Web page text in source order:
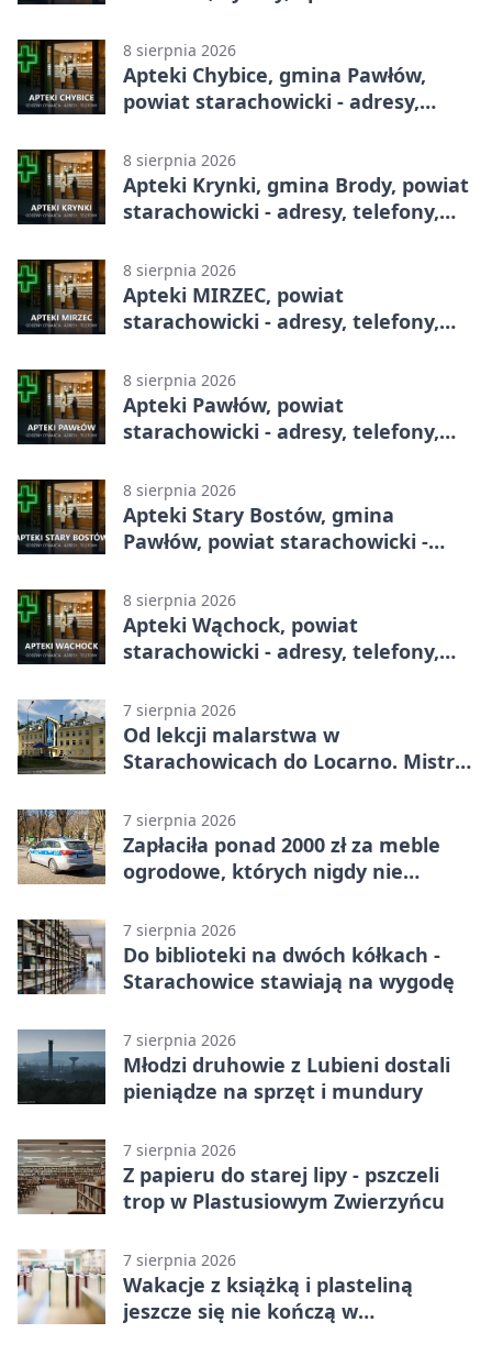
8 sierpnia 2026
Apteki Chybice, gmina Pawłów,
powiat starachowicki - adresy,
8 sierpnia 2026
Apteki Krynki, gmina Brody, powiat
starachowicki - adresy, telefony,
8 sierpnia 2026
Apteki MIRZEC, powiat
starachowicki - adresy, telefony,
8 sierpnia 2026
Apteki Pawłów, powiat
starachowicki - adresy, telefony,
8 sierpnia 2026
Apteki Stary Bostów, gmina
Pawłów, powiat starachowicki -
8 sierpnia 2026
Apteki Wąchock, powiat
starachowicki - adresy, telefony,
7 sierpnia 2026
Od lekcji malarstwa w
Starachowicach do Locarno. Mistrz
7 sierpnia 2026
Zapłaciła ponad 2000 zł za meble
ogrodowe, których nigdy nie
7 sierpnia 2026
Do biblioteki na dwóch kółkach -
Starachowice stawiają na wygodę
7 sierpnia 2026
Młodzi druhowie z Lubieni dostali
pieniądze na sprzęt i mundury
7 sierpnia 2026
Z papieru do starej lipy - pszczeli
trop w Plastusiowym Zwierzyńcu
7 sierpnia 2026
Wakacje z książką i plasteliną
jeszcze się nie kończą w